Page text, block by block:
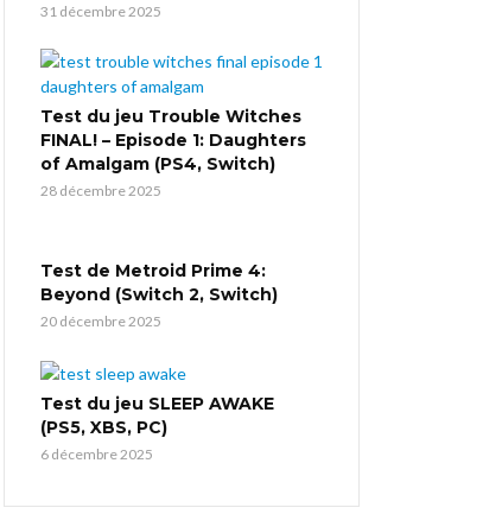
31 décembre 2025
Test du jeu Trouble Witches
FINAL! – Episode 1: Daughters
of Amalgam (PS4, Switch)
28 décembre 2025
Test de Metroid Prime 4:
Beyond (Switch 2, Switch)
20 décembre 2025
Test du jeu SLEEP AWAKE
(PS5, XBS, PC)
6 décembre 2025